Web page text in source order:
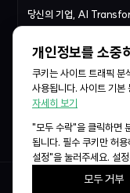
당신의 기업, AI
Agentic AI를 위한
이준범 28:07
개인정보를 소중
쿠키는 사이트 트래픽 분
사용됩니다. 사이트 기본
자세히 보기
"모두 수락"을 클릭하면
됩니다. 필수 쿠키만 허
설정"을 눌러주세요. 설
모두 거부